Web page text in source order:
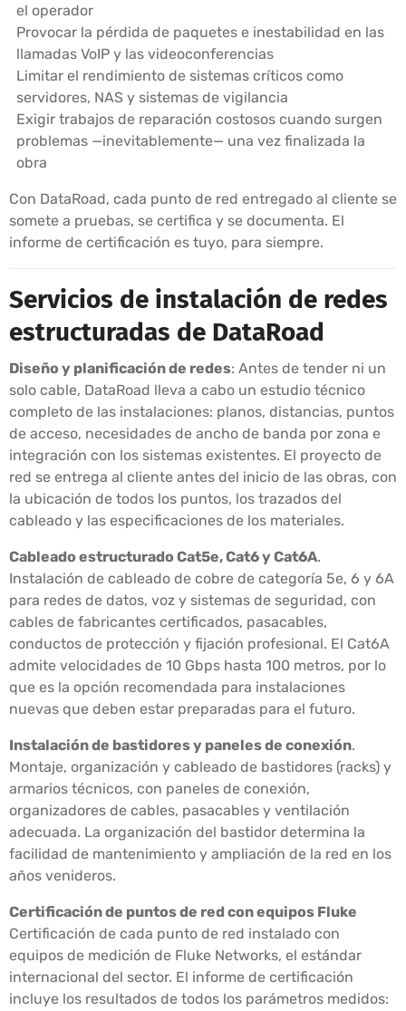
el operador
Provocar la pérdida de paquetes e inestabilidad en las
llamadas VoIP y las videoconferencias
Limitar el rendimiento de sistemas críticos como
servidores, NAS y sistemas de vigilancia
Exigir trabajos de reparación costosos cuando surgen
problemas —inevitablemente— una vez finalizada la
obra
Con DataRoad, cada punto de red entregado al cliente se
somete a pruebas, se certifica y se documenta. El
informe de certificación es tuyo, para siempre.
Servicios de instalación de redes
estructuradas de DataRoad
Diseño y planificación de redes: Antes de tender ni un
solo cable, DataRoad lleva a cabo un estudio técnico
completo de las instalaciones: planos, distancias, puntos
de acceso, necesidades de ancho de banda por zona e
integración con los sistemas existentes. El proyecto de
red se entrega al cliente antes del inicio de las obras, con
la ubicación de todos los puntos, los trazados del
cableado y las especificaciones de los materiales.
Cableado estructurado Cat5e, Cat6 y Cat6A.
Instalación de cableado de cobre de categoría 5e, 6 y 6A
para redes de datos, voz y sistemas de seguridad, con
cables de fabricantes certificados, pasacables,
conductos de protección y fijación profesional. El Cat6A
admite velocidades de 10 Gbps hasta 100 metros, por lo
que es la opción recomendada para instalaciones
nuevas que deben estar preparadas para el futuro.
Instalación de bastidores y paneles de conexión.
Montaje, organización y cableado de bastidores (racks) y
armarios técnicos, con paneles de conexión,
organizadores de cables, pasacables y ventilación
adecuada. La organización del bastidor determina la
facilidad de mantenimiento y ampliación de la red en los
años venideros.
Certificación de puntos de red con equipos Fluke
Certificación de cada punto de red instalado con
equipos de medición de Fluke Networks, el estándar
internacional del sector. El informe de certificación
incluye los resultados de todos los parámetros medidos: